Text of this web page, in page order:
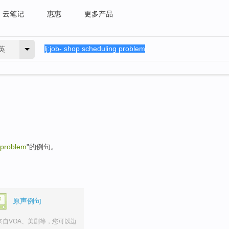
云笔记 惠惠 更多产品
"的例句。
原声例句
自VOA、美剧等，您可以边